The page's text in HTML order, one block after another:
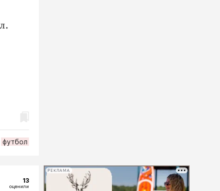
футбол
13
оценили
РЕКЛАМА